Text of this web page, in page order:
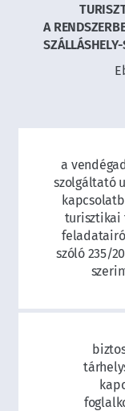
A
SZÁLLÁSHELY-
a
szolgáltató
turisztikai
szóló 235/